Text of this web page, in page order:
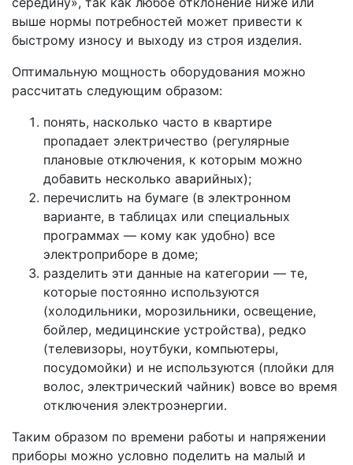
выше нормы потребностей может привести к
быстрому износу и выходу из строя изделия.
Оптимальную мощность оборудования можно
рассчитать следующим образом:
понять, насколько часто в квартире
пропадает электричество (регулярные
плановые отключения, к которым можно
добавить несколько аварийных);
перечислить на бумаге (в электронном
варианте, в таблицах или специальных
программах — кому как удобно) все
электроприборе в доме;
разделить эти данные на категории — те,
которые постоянно используются
(холодильники, морозильники, освещение,
бойлер, медицинские устройства), редко
(телевизоры, ноутбуки, компьютеры,
посудомойки) и не используются (плойки для
волос, электрический чайник) вовсе во время
отключения электроэнергии.
Таким образом по времени работы и напряжении
приборы можно условно поделить на малый и